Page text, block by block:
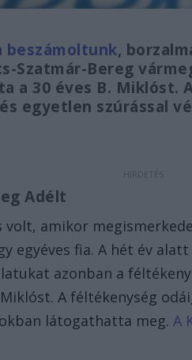
beszámoltunk,
Szatmár-Bereg
a 30 éves B. Miklóst.
egyetlen szúrással
Adélt
volt, amikor
egyéves fia. A hét év
azonban a
A féltékenység
látogathatta meg.A